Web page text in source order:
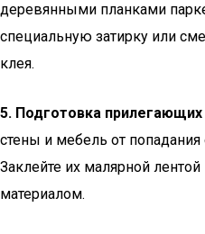
деревянными планками
специальную затирку или
клея.
5. Подготовка прилегающих
стены и мебель от
Заклейте их малярной
материалом.